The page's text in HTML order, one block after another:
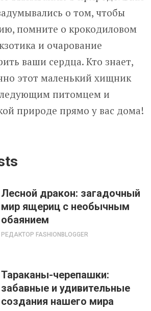
о том, чтобы
помните о крокодиловом
и очарование
ваши сердца. Кто знает,
этот маленький хищник
питомцем и
природе прямо у вас дома!
Лесной дракон: загадочный
мир ящериц с необычным
обаянием
РЕДАКТОР FASHIONBLOGGER
Тараканы-черепашки:
забавные и удивительные
создания нашего мира